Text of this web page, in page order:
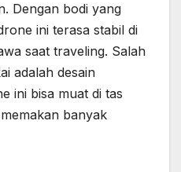
Dengan bodi yang
ini terasa stabil di
saat traveling. Salah
adalah desain
ini bisa muat di tas
banyak